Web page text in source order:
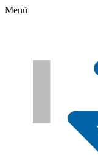
Menü